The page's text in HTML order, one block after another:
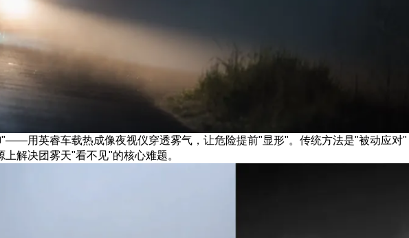
用英睿车载热成像夜视仪穿透雾气，让危险提前"显形"。传统方法是"被动应对"
解决团雾天"看不见"的核心难题。